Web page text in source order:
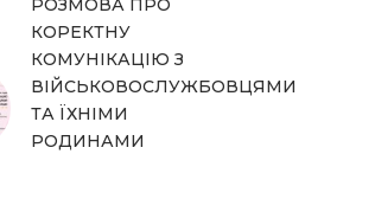
РОЗМОВА ПРО
КОРЕКТНУ
КОМУНІКАЦІЮ З
ВІЙСЬКОВОСЛУЖБОВЦЯМИ
ТА ЇХНІМИ
РОДИНАМИ